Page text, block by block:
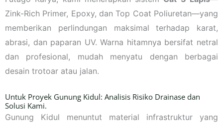
Zink-Rich Primer, Epoxy, dan Top Coat Poliuretan—yang
memberikan perlindungan maksimal terhadap karat,
abrasi, dan paparan UV. Warna hitamnya bersifat netral
dan profesional, mudah menyatu dengan berbagai
desain trotoar atau jalan.
Untuk Proyek Gunung Kidul: Analisis Risiko Drainase dan
Solusi Kami.
Gunung Kidul menuntut material infrastruktur yang